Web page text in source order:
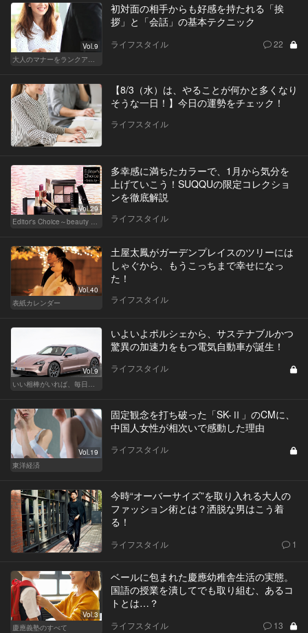
Vol.9
初対面の相手からも好感を持たれる「挨
拶」と「会話」の基本テクニック
ライフスタイル 22
【8/3（水）は、やることが何かと多くなり
そうな一日！】今日の運勢をチェック！
ライフスタイル
Vol.29
多幸感に満ちたカラーで、1月から気分を
上げていこう！SUQQUの限定コレクショ
ンを徹底解説
ライフスタイル
Vol.40
表紙カレンダー
土屋太鳳がガーデンプレイスのツリーには
しゃぐから、もうこっちまで幸せになっ
た！
ライフスタイル
Vol.9
いよいよポルシェから、サステナブルかつ
驚異の加速力をもつ電気自動車が誕生！
ライフスタイル
Vol.19
東洋経済
固定観念を打ち破った「SK-Ⅱ」のCMに、
中国人女性が相次いで感動した理由
ライフスタイル
今時“オーバーサイズ”を取り入れる大人の
ファッション術とは？洒脱な男はこう着
る！
ライフスタイル 1
Vol.3
慶應義塾のすべて
ベールに包まれた慶應幼稚舎生活の実態。
国語の授業を潰してでも取り組む、あるコ
トとは…？
ライフスタイル 13